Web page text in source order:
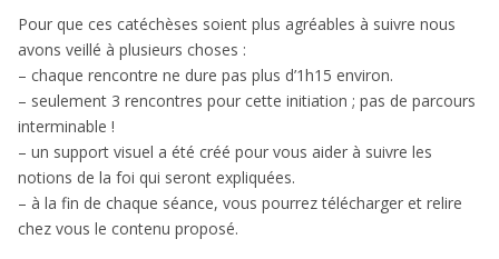
Pour que ces catéchèses soient plus agréables à suivre nous
avons veillé à plusieurs choses :
– chaque rencontre ne dure pas plus d’1h15 environ.
– seulement 3 rencontres pour cette initiation ; pas de parcours
interminable !
– un support visuel a été créé pour vous aider à suivre les
notions de la foi qui seront expliquées.
– à la fin de chaque séance, vous pourrez télécharger et relire
chez vous le contenu proposé.